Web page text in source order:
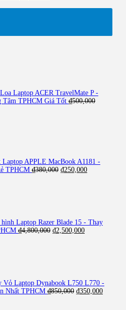
Laptop ACER TravelMate P -
Tâm TPHCM Giá Tốt ₫500,000
Laptop APPLE MacBook A1181 -
TPHCM ₫380,000 Giá
₫250,000Giá
hình Laptop Razer Blade 15 - Thay
₫4,800,000 Giá
₫2,500,000Giá
Vỏ Laptop Dynabook L750 L770 -
Nhất TPHCM ₫850,000 Giá
₫350,000Giá